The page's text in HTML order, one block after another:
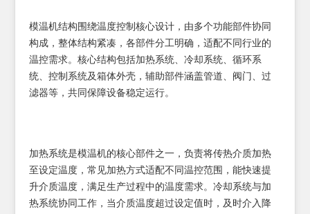
模温机结构围绕温度控制核心设计，由多个功能部件协同
构成，整体结构紧凑，各部件分工明确，适配不同行业的
温控需求。核心结构包括加热系统、冷却系统、循环系
统、控制系统及箱体外壳，辅助部件涵盖管道、阀门、过
滤器等，共同保障设备稳定运行。
加热系统是模温机的核心部件之一，负责将传热介质加热
至设定温度，常见加热方式适配不同温控范围，能快速提
升介质温度，满足生产过程中的温度需求。冷却系统与加
热系统协同工作，当介质温度超过设定值时，及时介入降